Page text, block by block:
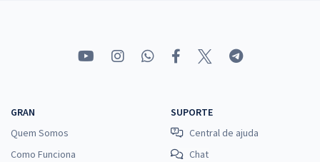
GRAN
Quem Somos
Como Funciona
SUPORTE
Central de ajuda
Chat